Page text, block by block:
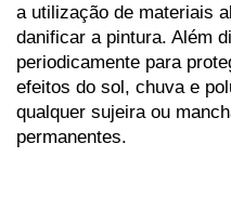
a utilização de materiais
danificar a pintura. Além
periodicamente para
efeitos do sol, chuva e
qualquer sujeira ou
permanentes.